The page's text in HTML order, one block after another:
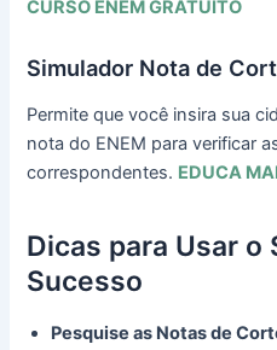
CURSO ENEM GRATUITO
Simulador Nota de
Permite que você insira sua
nota do ENEM para verificar
correspondentes. EDUCA
Dicas para Usar o
Sucesso
Pesquise as Notas de